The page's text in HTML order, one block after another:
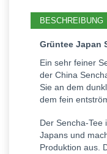
BESCHREIBUNG
Grüntee Japan
Ein sehr feiner
der China
Sie an dem
dem fein
Der Sencha-Tee
Japans und
Produktion aus.